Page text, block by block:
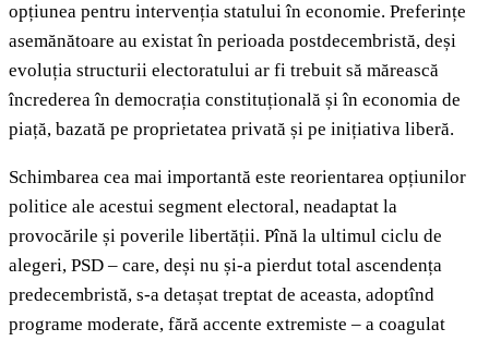
opțiunea pentru intervenția statului în economie. Preferințe
asemănătoare au existat în perioada postdecembristă, deși
evoluția structurii electoratului ar fi trebuit să mărească
încrederea în democrația constituțională și în economia de
piață, bazată pe proprietatea privată și pe inițiativa liberă.
Schimbarea cea mai importantă este reorientarea opțiunilor
politice ale acestui segment electoral, neadaptat la
provocările și poverile libertății. Pînă la ultimul ciclu de
alegeri, PSD – care, deși nu și-a pierdut total ascendența
predecembristă, s-a detașat treptat de aceasta, adoptînd
programe moderate, fără accente extremiste – a coagulat